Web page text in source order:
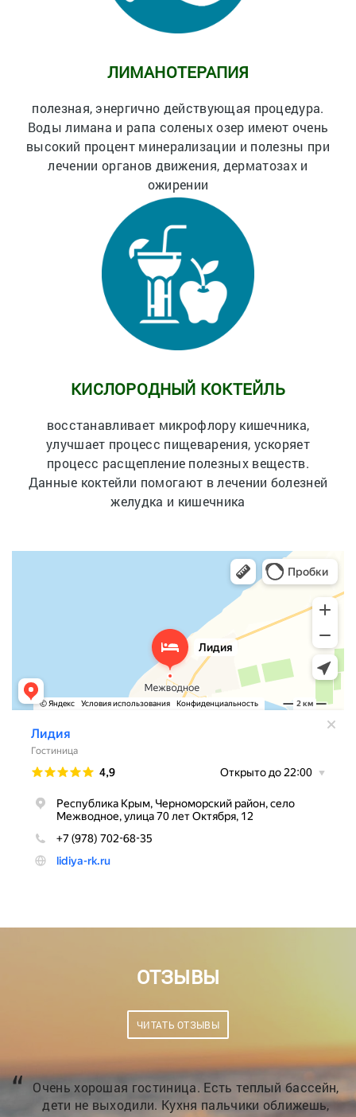
ЛИМАНОТЕРАПИЯ
полезная, энергично действующая процедура.
Воды лимана и рапа соленых озер имеют очень
высокий процент минерализации и полезны при
лечении органов движения, дерматозах и
ожирении
КИСЛОРОДНЫЙ КОКТЕЙЛЬ
восстанавливает микрофлору кишечника,
улучшает процесс пищеварения, ускоряет
процесс расщепление полезных веществ.
Данные коктейли помогают в лечении болезней
желудка и кишечника
ОТЗЫВЫ
ЧИТАТЬ ОТЗЫВЫ
Приветствую всех отдыхающих! Это место
просто КЛАСС!!! Гостиница 3 звезды, есть все для